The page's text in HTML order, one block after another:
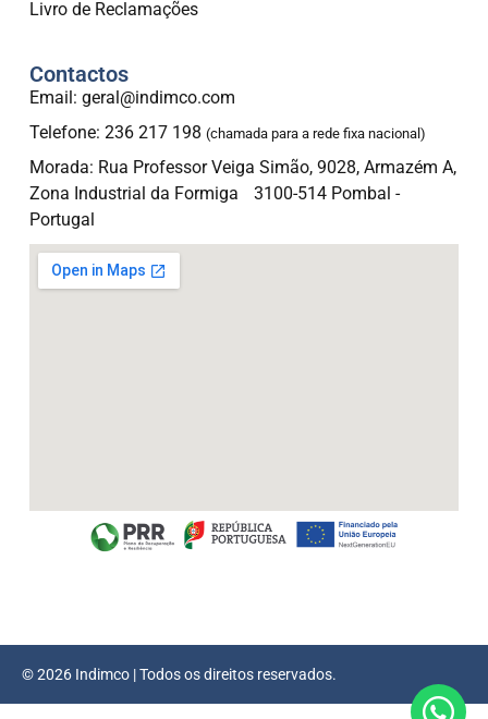
Livro de Reclamações
Contactos
Email: geral@indimco.com
Telefone: 236 217 198 (chamada para a rede fixa nacional)
Morada: Rua Professor Veiga Simão, 9028, Armazém A,
Zona Industrial da Formiga 3100-514 Pombal -
Portugal
© 2026 Indimco | Todos os direitos reservados.